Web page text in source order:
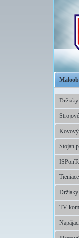
Držiaky
Kovový
Stojan
Držiaky
TV